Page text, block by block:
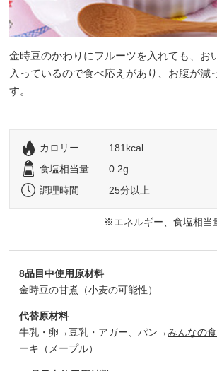
金時豆のかわりにフルーツを入れても、お
入っているので食べ応えがあり、お腹が減
す。
カロリー
181kcal
食塩相当量
0.2g
調理時間
25分以上
エネルギー、食塩相当
8品目中使用原材料
金時豆の甘煮（小麦の可能性）
代替原材料
牛乳・卵→豆乳・アガー、パン→みんなの
ーキ（メープル）